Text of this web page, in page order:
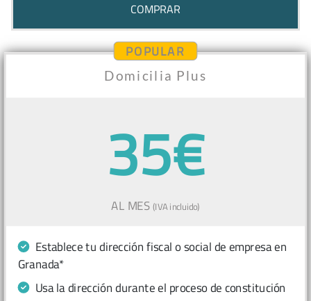
COMPRAR
POPULAR
Domicilia Plus
35€
AL MES(IVA incluido)
Establece tu dirección fiscal o social de empresa en
Granada*
Usa la dirección durante el proceso de constitución